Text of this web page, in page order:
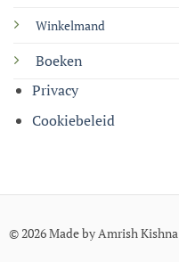
Winkelmand
Boeken
Privacy
Cookiebeleid
© 2026 Made by Amrish Kishna